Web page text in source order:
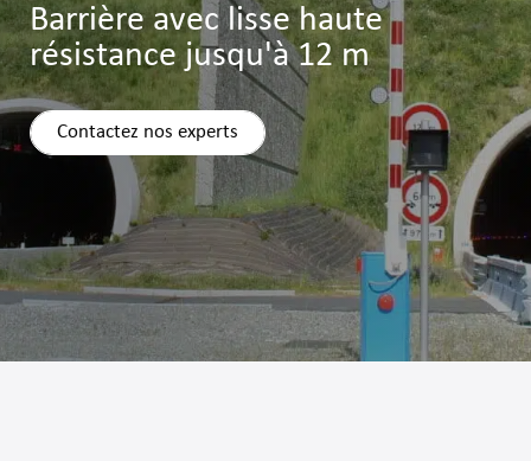
Barrière avec lisse haute
résistance jusqu'à 12 m
Contactez nos experts